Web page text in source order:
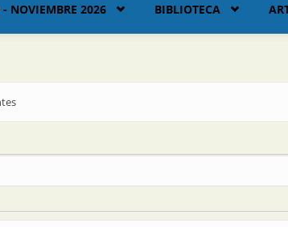
- NOVIEMBRE 2026 BIBLIOTECA